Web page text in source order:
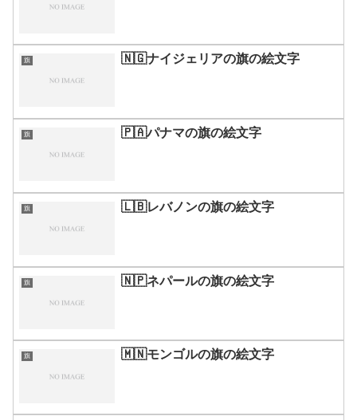
旗 🇳🇬ナイジェリアの旗の絵文字
旗 🇵🇦パナマの旗の絵文字
旗 🇱🇧レバノンの旗の絵文字
旗 🇳🇵ネパールの旗の絵文字
旗 🇲🇳モンゴルの旗の絵文字